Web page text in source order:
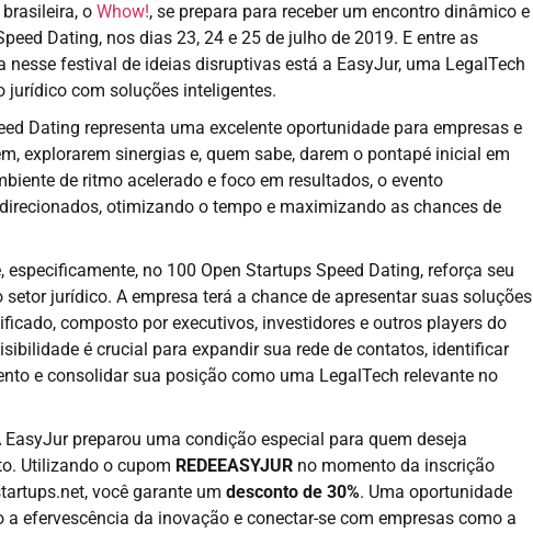
o Whow!, se prepara para receber um encontro dinâmico e
Dating, nos dias 23, 24 e 25 de julho de 2019. E entre as
nesse festival de ideias disruptivas está a EasyJur, uma LegalTech
jurídico com soluções inteligentes.
Dating representa uma excelente oportunidade para empresas e
explorarem sinergias e, quem sabe, darem o pontapé inicial em
de ritmo acelerado e foco em resultados, o evento
otimizando o tempo e maximizando as chances de
especificamente, no 100 Open Startups Speed Dating, reforça seu
jurídico. A empresa terá a chance de apresentar suas soluções
composto por executivos, investidores e outros players do
é crucial para expandir sua rede de contatos, identificar
e consolidar sua posição como uma LegalTech relevante no
preparou uma condição especial para quem deseja
Utilizando o cupom REDEEASYJURno momento da inscrição
você garante um desconto de 30%. Uma oportunidade
efervescência da inovação e conectar-se com empresas como a